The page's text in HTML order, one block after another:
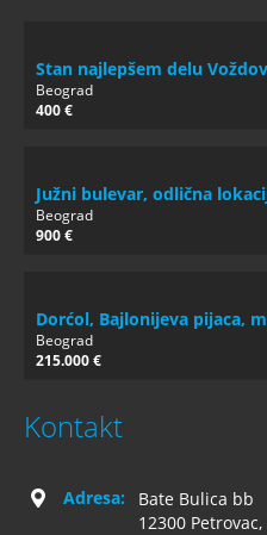
Stan najlepšem delu
Beograd
400 €
Južni bulevar, odlična
Beograd
900 €
Dorćol, Bajlonijeva pijaca,
Beograd
215.000 €
Kontakt
Adresa:
Bate Bulica bb
12300